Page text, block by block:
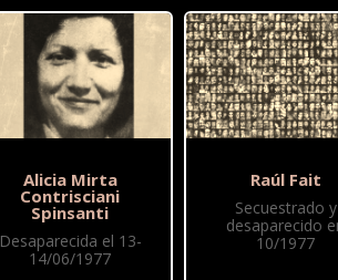
Alicia Mirta
Contrisciani
Spinsanti
Desaparecida el 13-
14/06/1977
Raúl Fait
Secuestrado y
desaparecido
10/1977